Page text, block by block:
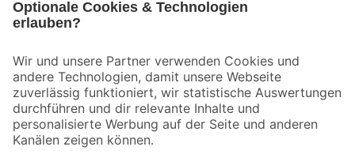
Der toom Newsletter: Keine Angebote und Aktionen mehr verpassen!
Zur Newsletter Anmeldung
Folge uns